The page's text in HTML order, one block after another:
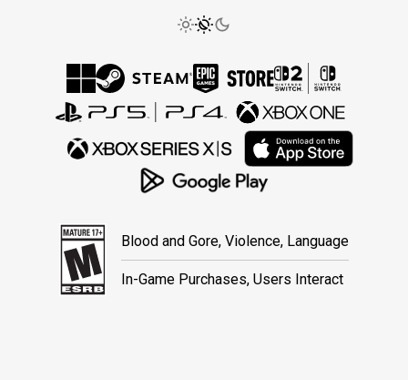
Blood and Gore, Violence, Language
In-Game Purchases, Users Interact